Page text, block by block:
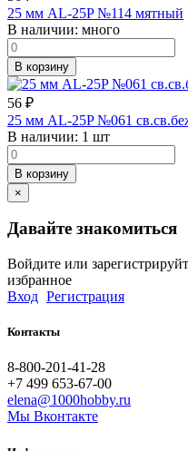
25 мм AL-25P №114 мятный
В наличии: много
В корзину
56 ₽
25 мм AL-25P №061
В наличии: 1 шт
В корзину
×
Давайте знакомиться
Войдите или
избранное
Вход Регистрация
Контакты
8-800-201-41-28
+7 499 653-67-00
elena@1000hobby.ru
Мы Вконтакте